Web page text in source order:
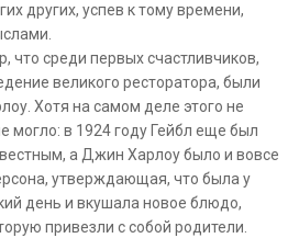
других, успев к тому времени,
что среди первых счастливчиков,
великого ресторатора, были
Хотя на самом деле этого не
могло: в 1924 году Гейбл еще был
а Джин Харлоу было и вовсе
утверждающая, что была у
день и вкушала новое блюдо,
привезли с собой родители.